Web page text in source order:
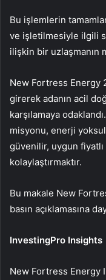
Bu işlemlerin
ve işletilmesiyle ilgili
ilişkin bir uzlaşmanın
New Fortress Energy
girerek adanın acil
karşılamaya
misyonu, enerji
güvenilir, uygun
kolaylaştırmaktır.
Bu makale New
basın açıklamasına
InvestingPro Insights
New Fortress Energy